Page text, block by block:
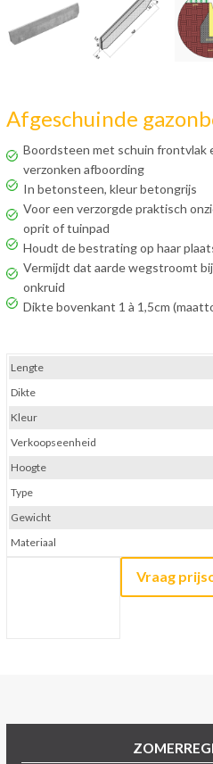
Afgeschuinde
Boordsteen met schuin frontvlak
verzonken afboording
In betonsteen, kleur betongrijs
Voor een verzorgde praktisch
oprit of tuinpad
Houdt de bestrating op haar
Vermijdt dat aarde wegstroomt
onkruid
Dikte bovenkant 1 à 1,5cm
Vraag
Lengte
Dikte
Kleur
Verkoopseenheid
Hoogte
Type
Gewicht
Materiaal